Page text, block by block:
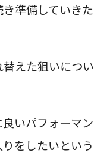
準備していきた
えた狙いについ
良いパフォーマン
をしたいという